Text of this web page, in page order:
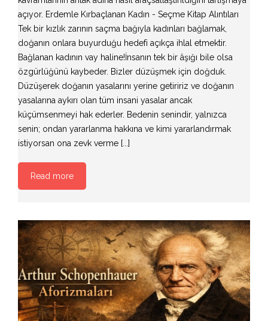
açıyor. Erdemle Kırbaçlanan Kadın - Seçme Kitap Alıntıları
Tek bir kızlık zarının saçma bağıyla kadınları bağlamak,
doğanın onlara buyurduğu hedefi açıkça ihlal etmektir.
Bağlanan kadının vay haline!İnsanın tek bir âşığı bile olsa
özgürlüğünü kaybeder. Bizler düzüşmek için doğduk.
Düzüşerek doğanın yasalarını yerine getiririz ve doğanın
yasalarına aykırı olan tüm insani yasalar ancak
küçümsenmeyi hak ederler. Bedenin senindir, yalnızca
senin; ondan yararlanma hakkına ve kimi yararlandırmak
istiyorsan ona zevk verme [...]
Read more